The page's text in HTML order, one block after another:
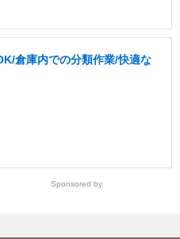
倉庫内での分類作業/快適な
Sponsored by